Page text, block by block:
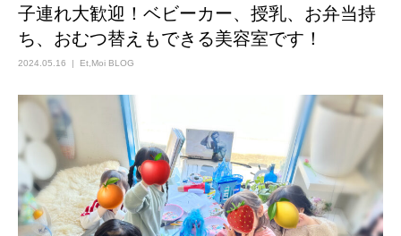
子連れ大歓迎！ベビーカー、授乳、お弁当持
ち、おむつ替えもできる美容室です！
2024.05.16 Et,Moi BLOG